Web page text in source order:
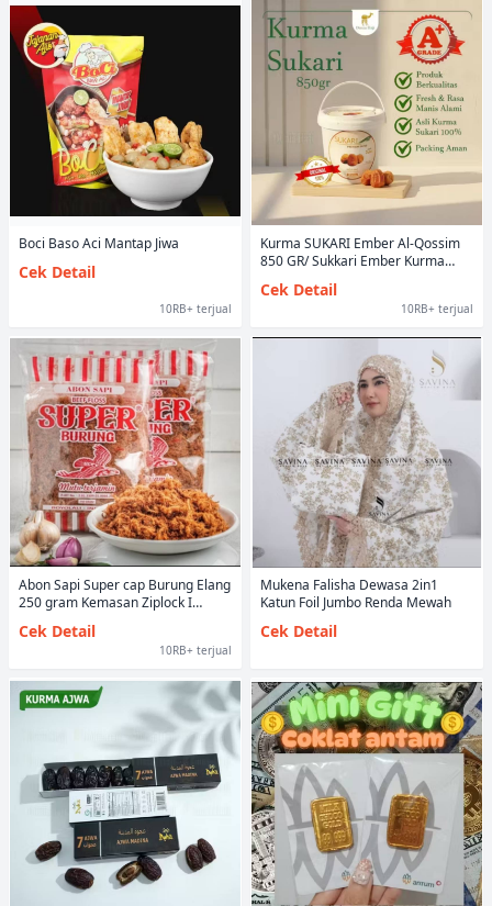
Boci Baso Aci Mantap Jiwa
Cek Detail
10RB+ terjual
Kurma SUKARI Ember Al-Qossim
850 GR/ Sukkari Ember Kurma
SUPER PREMIUM
Cek Detail
10RB+ terjual
Abon Sapi Super cap Burung Elang
250 gram Kemasan Ziplock I
Daging
Cek Detail
10RB+ terjual
Mukena Falisha Dewasa 2in1
Katun Foil Jumbo Renda Mewah
Cek Detail